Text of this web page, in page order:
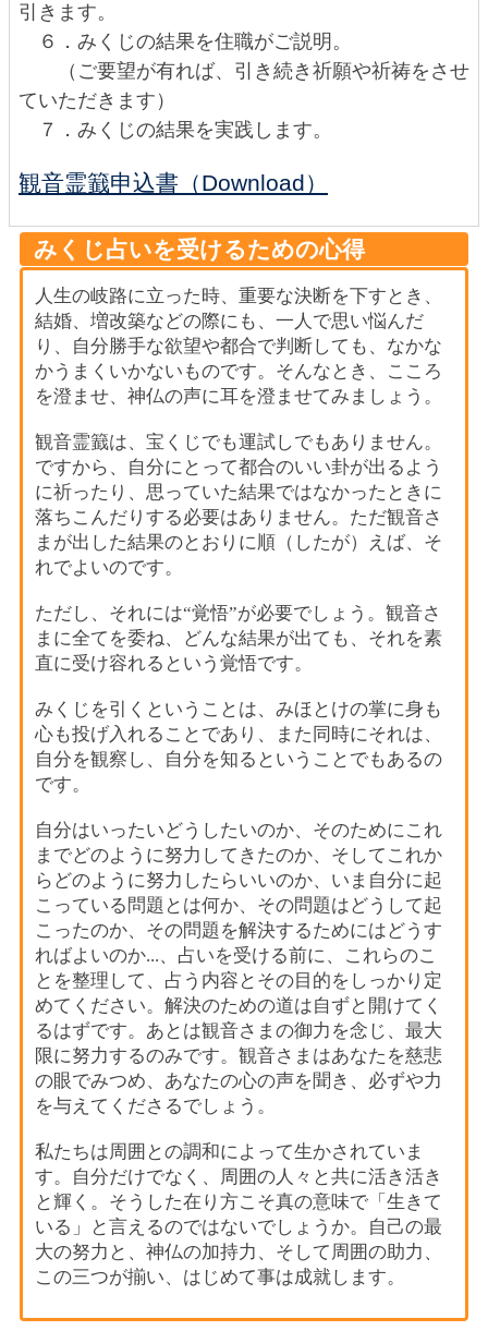
引きます。
６．みくじの結果を住職がご説明。
（ご要望が有れば、引き続き祈願や祈祷をさせ
ていただきます）
７．みくじの結果を実践します。
観音霊籖申込書（Download）
みくじ占いを受けるための心得
人生の岐路に立った時、重要な決断を下すとき、
結婚、増改築などの際にも、一人で思い悩んだ
り、自分勝手な欲望や都合で判断しても、なかな
かうまくいかないものです。そんなとき、こころ
を澄ませ、神仏の声に耳を澄ませてみましょう。
観音霊籖は、宝くじでも運試しでもありません。
ですから、自分にとって都合のいい卦が出るよう
に祈ったり、思っていた結果ではなかったときに
落ちこんだりする必要はありません。ただ観音さ
まが出した結果のとおりに順（したが）えば、そ
れでよいのです。
ただし、それには“覚悟”が必要でしょう。観音さ
まに全てを委ね、どんな結果が出ても、それを素
直に受け容れるという覚悟です。
みくじを引くということは、みほとけの掌に身も
心も投げ入れることであり、また同時にそれは、
自分を観察し、自分を知るということでもあるの
です。
自分はいったいどうしたいのか、そのためにこれ
までどのように努力してきたのか、そしてこれか
らどのように努力したらいいのか、いま自分に起
こっている問題とは何か、その問題はどうして起
こったのか、その問題を解決するためにはどうす
ればよいのか...、占いを受ける前に、これらのこ
とを整理して、占う内容とその目的をしっかり定
めてください。解決のための道は自ずと開けてく
るはずです。あとは観音さまの御力を念じ、最大
限に努力するのみです。観音さまはあなたを慈悲
の眼でみつめ、あなたの心の声を聞き、必ずや力
を与えてくださるでしょう。
私たちは周囲との調和によって生かされていま
す。自分だけでなく、周囲の人々と共に活き活き
と輝く。そうした在り方こそ真の意味で「生きて
いる」と言えるのではないでしょうか。自己の最
大の努力と、神仏の加持力、そして周囲の助力、
この三つが揃い、はじめて事は成就します。